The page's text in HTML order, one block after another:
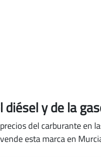
diésely de la
del carburante en
esta marca en